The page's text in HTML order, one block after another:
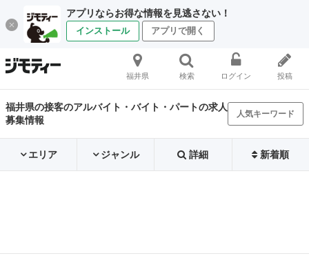
アプリならお得な情報を見逃さない！
インストール アプリで開く
福井県 検索 ログイン 投稿
福井県の接客のアルバイト・バイト・パートの求人
募集情報
人気キーワード
エリア ジャンル 詳細 新着順